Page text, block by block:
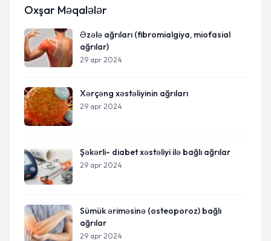
Oxşar Məqalələr
Əzələ ağrıları (fibromialgiya, miofasial
ağrılar)
29 apr 2024
Xərçəng xəstəliyinin ağrıları
29 apr 2024
Şəkərli- diabet xəstəliyi ilə bağlı ağrılar
29 apr 2024
Sümük əriməsinə (osteoporoz) bağlı
ağrılar
29 apr 2024